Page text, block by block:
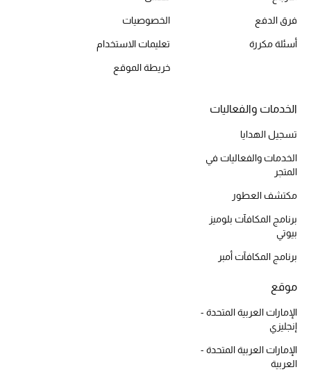
أحذية للأطفال
تسوقوا الأحذية
خصومات
جميع مستحضرات الجمال
الأكثر مبيعاً
العطور
فرق الدفع
أسئلة مكررة
الخصوصيات
تعليمات الاستخدام
خريطة الموقع
الخدمات والفعاليات
تسجيل الهدايا
الخدمات والفعاليات في
المتجر
مكتشف العطور
برنامج المكافآت بلوميز
بيوتي
برنامج المكافآت أمبر
موقع
الإمارات العربية المتحدة -
إنجليزي
الإمارات العربية المتحدة -
العربية